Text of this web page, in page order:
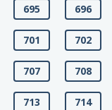
695 696
701 702
707 708
713 714